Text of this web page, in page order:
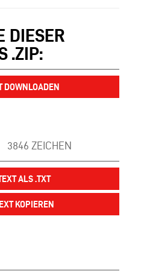
DIESER
.ZIP:
DOWNLOADEN
3846 ZEICHEN
ALS .TXT
KOPIEREN